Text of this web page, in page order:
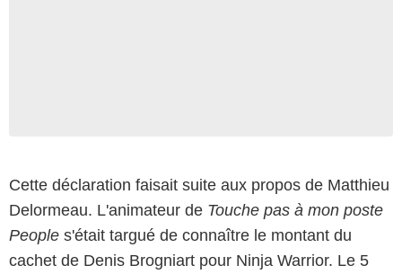
Cette déclaration faisait suite aux propos de Matthieu
Delormeau. L'animateur de Touche pas à mon poste
People s'était targué de connaître le montant du
cachet de Denis Brogniart pour Ninja Warrior. Le 5